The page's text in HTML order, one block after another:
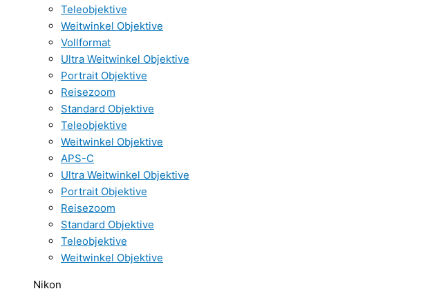
Teleobjektive
Weitwinkel Objektive
Vollformat
Ultra Weitwinkel Objektive
Portrait Objektive
Reisezoom
Standard Objektive
Teleobjektive
Weitwinkel Objektive
APS-C
Ultra Weitwinkel Objektive
Portrait Objektive
Reisezoom
Standard Objektive
Teleobjektive
Weitwinkel Objektive
Nikon